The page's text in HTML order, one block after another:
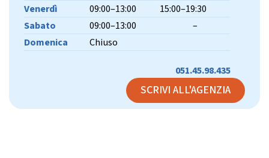
Venerdì
09:00–13:00
15:00–19:30
Sabato
09:00–13:00
–
Domenica
Chiuso
051.45.98.435
SCRIVI ALL'AGENZIA